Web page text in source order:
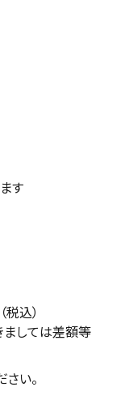
す
込）
しては差額等
い。